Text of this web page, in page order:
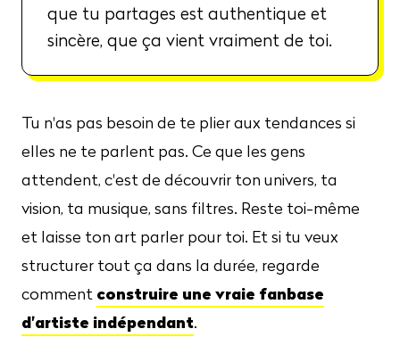
que tu partages est authentique et
sincère, que ça vient vraiment de toi.
Tu n'as pas besoin de te plier aux tendances si
elles ne te parlent pas. Ce que les gens
attendent, c'est de découvrir ton univers, ta
vision, ta musique, sans filtres. Reste toi-même
et laisse ton art parler pour toi. Et si tu veux
structurer tout ça dans la durée, regarde
comment construire une vraie fanbase
d'artiste indépendant.